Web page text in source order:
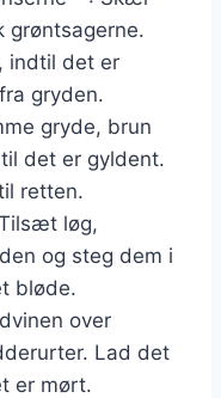
grøntsagerne.
indtil det er
gryden.
gryde, brun
det er gyldent.
retten.
løg,
og steg dem i
bløde.
over
Lad det
er mørt.